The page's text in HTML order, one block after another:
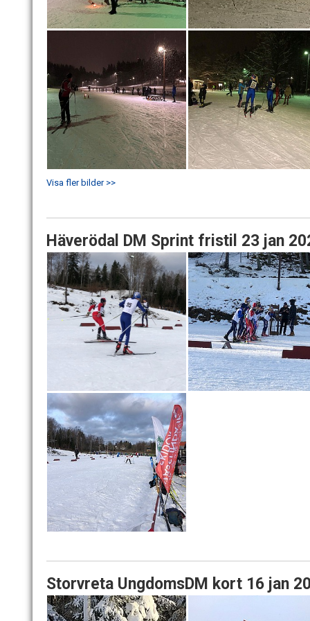
Visa fler bilder >>
Häverödal DM Sprint fristil 23 jan
Storvreta UngdomsDM kort 16 jan